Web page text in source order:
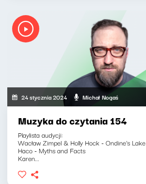
24 stycznia 2024 Michał Nogaś
Muzyka do czytania 154
Playlista audycji:
Wacław Zimpel & Holly Hock - Ondine's Lake
Haco - Myths and Facts
Karen...